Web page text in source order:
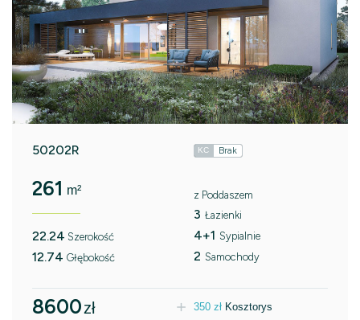
50202R KC Brak
261 m²
22.24 Szerokość
12.74 Głębokość
z Poddaszem
3 Łazienki
4+1 Sypialnie
2 Samochody
8600zł 350 zł Kosztorys